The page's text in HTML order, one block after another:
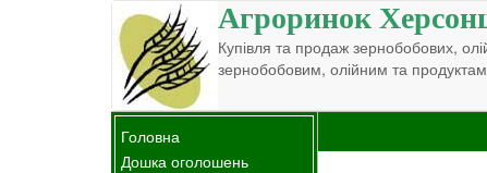
Агроринок
Купівля та продаж зернобобових,
зернобобовим, олійним та
Головна
Дошка оголошень